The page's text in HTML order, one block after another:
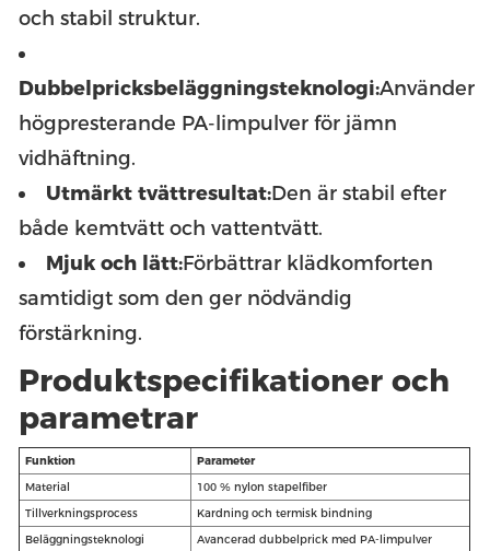
och stabil struktur.
Dubbelpricksbeläggningsteknologi:Använder
högpresterande PA-limpulver för jämn
vidhäftning.
Utmärkt tvättresultat:Den är stabil efter
både kemtvätt och vattentvätt.
Mjuk och lätt:Förbättrar klädkomforten
samtidigt som den ger nödvändig
förstärkning.
Produktspecifikationer och
parametrar
Funktion
Parameter
Material
100 % nylon stapelfiber
Tillverkningsprocess
Kardning och termisk bindning
Beläggningsteknologi
Avancerad dubbelprick med PA-limpulver